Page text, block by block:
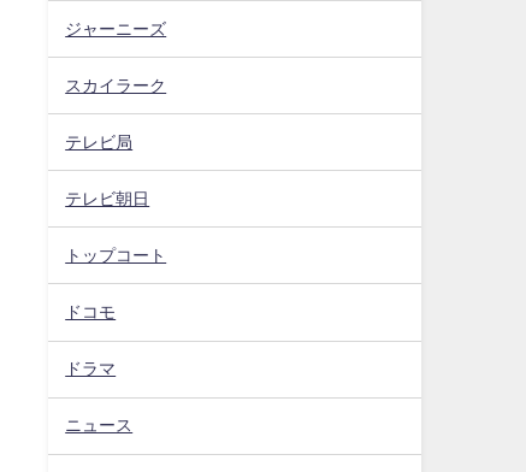
ジャーニーズ
スカイラーク
テレビ局
テレビ朝日
トップコート
ドコモ
ドラマ
ニュース